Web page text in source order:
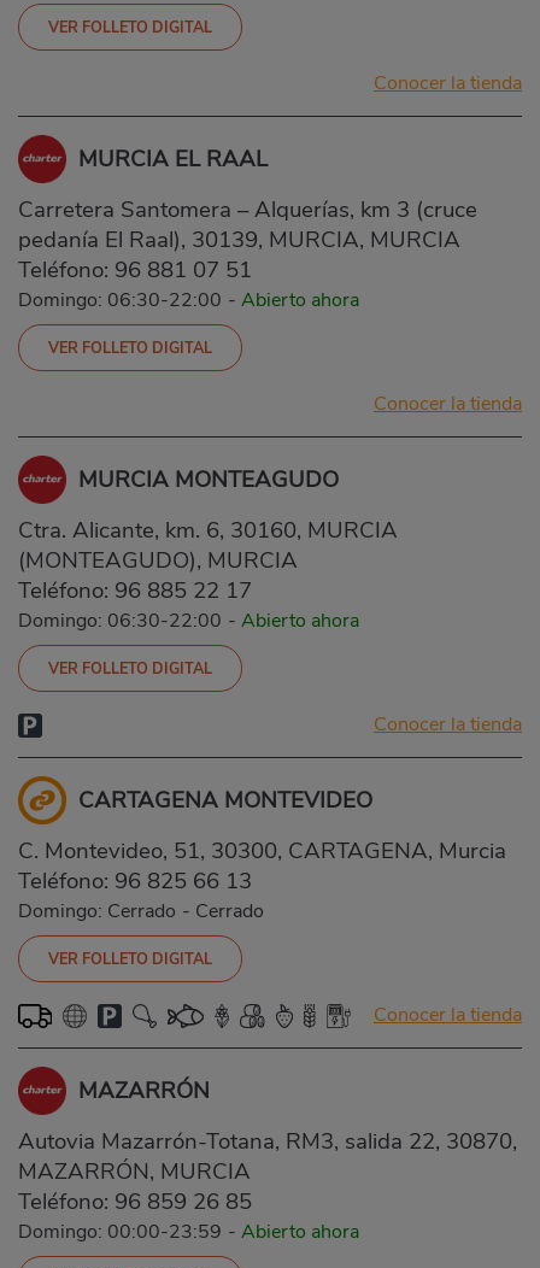
VER FOLLETO DIGITAL
Conocer la tienda
MURCIA EL RAAL
Carretera Santomera – Alquerías, km 3 (cruce
pedanía El Raal), 30139, MURCIA, MURCIA
Teléfono: 96 881 07 51
Domingo: 06:30-22:00 - Abierto ahora
VER FOLLETO DIGITAL
Conocer la tienda
MURCIA MONTEAGUDO
Ctra. Alicante, km. 6, 30160, MURCIA
(MONTEAGUDO), MURCIA
Teléfono: 96 885 22 17
Domingo: 06:30-22:00 - Abierto ahora
VER FOLLETO DIGITAL
Conocer la tienda
CARTAGENA MONTEVIDEO
C. Montevideo, 51, 30300, CARTAGENA, Murcia
Teléfono: 96 825 66 13
Domingo: Cerrado - Cerrado
VER FOLLETO DIGITAL
Conocer la tienda
MAZARRÓN
Autovia Mazarrón-Totana, RM3, salida 22, 30870,
MAZARRÓN, MURCIA
Teléfono: 96 859 26 85
Domingo: 00:00-23:59 - Abierto ahora